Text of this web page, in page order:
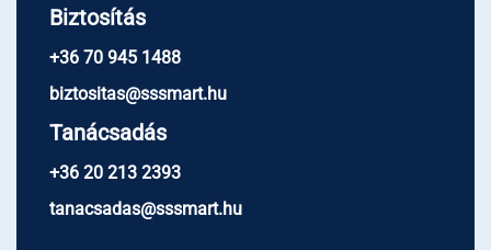
Biztosítás
+36 70 945 1488
biztositas@sssmart.hu
Tanácsadás
+36 20 213 2393
tanacsadas@sssmart.hu